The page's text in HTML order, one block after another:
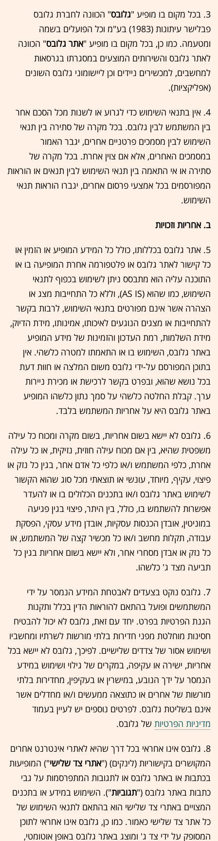
3. בכל מקום בו מופיע " גלובס" הכוונה לחברת גלובס
פבלישר עיתונות (1983) בע"מ וכל הפועלים בשמה
ומטעמה. כמו כן, בכל מקום בו מופיע "אתר גלובס" הכוונה
לאתר גלובס והשירותים המוצעים במסגרתו בגרסאות
למחשבים, למכשירים ניידים וכן ליישומוני גלובס השונים
(אפליקציות).
4. אין בתנאי השימוש כדי לגרוע או לשנות מכל הסכם אחר
בין המשתמש לבין גלובס. בכל מקרה של סתירה בין תנאי
השימוש לבין מסמכים פרטניים אחרים, יגבר האמור
במסמכים האחרים, אלא אם צוין אחרת. בכל מקרה של
סתירה או אי התאמה בין תנאי השימוש לבין תנאים או הוראות
המפורסמים בכל אמצעי פרסום אחרים, יגברו הוראות תנאי
השימוש.
ב. אחריות וזכויות
5. אתר גלובס בכללותו, כולל כל המידע המופיע או הזמין או
כל קישור לאתר גלובס או פלטפורמה אחרת המופיעה בו או
התוכנה עליה הוא מתבסס ניתן לשימוש בכפוף לתנאי
השימוש, כמו שהוא (AS IS), וללא כל התחייבות מצג או
הצהרה אשר אינם מפורטים בתנאי השימוש, לרבות בקשר
להתחייבות או מצגים הנוגעים לאיכותו, אמינותו, מידת הדיוק,
מידת השלמות, רמת העדכון והזמינות של מידע המופיע
באתר גלובס, השימוש בו או התאמתו למטרה כלשהי. אין
בתוכן המפורסם על-ידי גלובס משום המלצה או חוות דעת
בכל נושא שהוא, ובפרט בקשר לרכישת או מכירת ניירות
ערך. קבלת החלטה כלשהי על סמך נתון כלשהו המופיע
באתר גלובס היא על אחריות המשתמש בלבד.
6. גלובס לא יישא בשום אחריות, בשום מקרה ומכוח כל עילה
משפטית שהיא, בין אם מכוח עילה חוזית, נזיקית, או כל עילה
אחרת, כלפי המשתמש ו/או כלפי כל אדם אחר, בגין כל נזק או
פיצוי, עקיף, מיוחד, עונשי או תוצאתי מכל סוג שהוא הקשור
לשימוש באתר גלובס ו/או בתכנים הכלולים בו או להעדר
אפשרות להשתמש בו, כולל, בין היתר, פיצוי בגין פגיעה
במוניטין, אובדן הכנסות עסקיות, אובדן מידע עסקי, הפסקת
עבודה, תקלות מחשב ו/או כל מכשיר קצה של המשתמש, או
כל נזק או אבדן מסחרי אחר, ולא יישא בשום אחריות בגין כל
תביעה מצד ג' כלשהו.
7. גלובס נוקט בצעדים לאבטחת המידע הנמסר על ידי
המשתמשים ופועל בהתאם להוראות הדין בכלל ותקנות
הגנת הפרטיות בפרט. יחד עם זאת, גלובס לא יכול להבטיח
חסינות מוחלטת מפני חדירות בלתי מורשות לשרתיו ומחשביו
ושימוש אסור של צדדים שלישיים. לפיכך, גלובס לא יישא בכל
אחריות, ישירה או עקיפה, במקרים של גילוי ושימוש במידע
הנמסר על ידך הנובע, במישרין או בעקיפין, מחדירות בלתי
מורשות של אחרים או כתוצאה ממעשים ו/או מחדלים אשר
אינם בשליטת גלובס. לפרטים נוספים יש לעיין בעמוד
מדיניות הפרטיות של גלובס.
8. גלובס אינו אחראי בכל דרך שהיא לאתרי אינטרנט אחרים
המקושרים בקישוריות (לינקים) ("אתרי צד שלישי") המופיעות
בכתבות או באתר גלובס או לתגובות המתפרסמות על גבי
כתבות באתר גלובס ("תגוביות"). השימוש במידע או בתכנים
המצויים באתרי צד שלישי הוא בהתאם לתנאי השימוש של
כל אתר צד שלישי כאמור. כמו כן, גלובס אינו אחראי לתוכן
המסופק על ידי צד ג' ומוצג באתר גלובס באופן אוטומטי,